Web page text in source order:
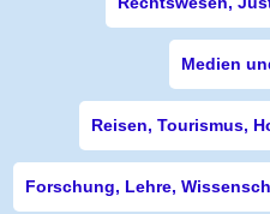
Medien
Reisen, Tourismus,
Forschung, Lehre,